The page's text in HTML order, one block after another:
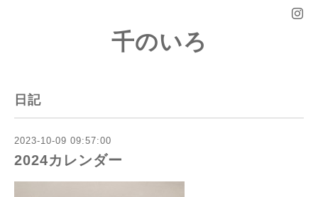
千のいろ
日記
2023-10-09 09:57:00
2024カレンダー